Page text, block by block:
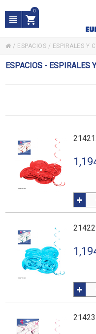
0
/ ESPACIOS / ESPIRALES Y
ESPACIOS - ESPIRALES
21421
21422
21423